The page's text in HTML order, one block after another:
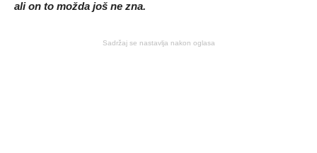
ali on to možda još ne zna.
Sadržaj se nastavlja nakon oglasa